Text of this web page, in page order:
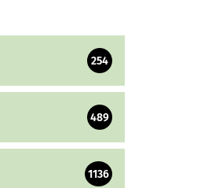
254
489
1136